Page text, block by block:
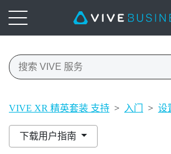
VIVE XR 精英套装 支持 > 入门 > 设
下载用户指南